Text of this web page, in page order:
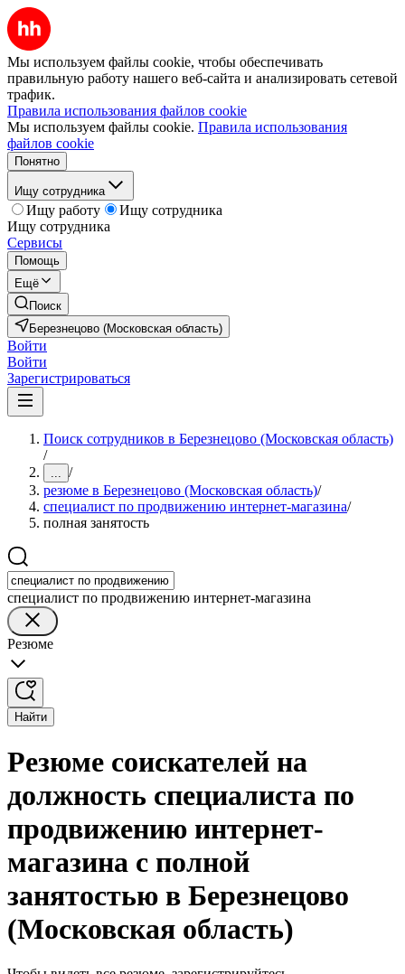
Мы используем файлы cookie, чтобы обеспечивать
правильную работу нашего веб-сайта и анализировать сетевой
трафик.
Правила использования файлов cookie
Мы используем файлы cookie. Правила использования
файлов cookie
Понятно
Ищу сотрудника
Ищу работу
Ищу сотрудника
Ищу сотрудника
Сервисы
Помощь
Ещё
Поиск
Березнецово (Московская область)
Войти
Войти
Зарегистрироваться
Поиск сотрудников в Березнецово (Московская область)
/
... /
резюме в Березнецово (Московская область)/
специалист по продвижению интернет-магазина/
полная занятость
специалист по продвижению интернет-магазина
Резюме
Найти
Резюме соискателей на
должность специалиста по
продвижению интернет-
магазина с полной
занятостью в Березнецово
(Московская область)